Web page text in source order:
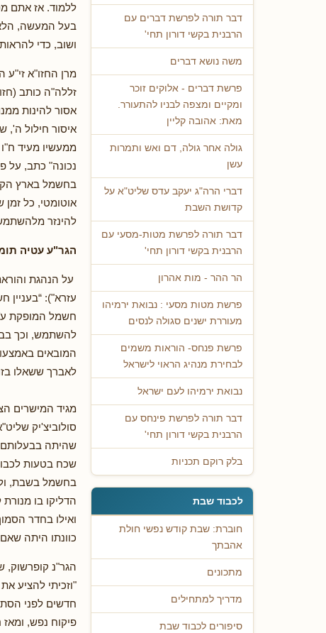
דבר תורה לפרשת דברים עם
הרבנית בקשי דורון תחי'
משה נושא דברים
פרשת דברים - אלוקים זוכר
ומקיים ומצפה לבניו להתעורר.
מאת: אהובה קליין
גולה אחר גולה, דם ואש ותמרות
עשן
דברי הרה"ג יעקב עדס שליט"א על
קדושת השבת
דבר תורה לפרשת מטות-מסעי עם
הרבנית בקשי דורון תחי'
הר ההר - מות אהרון
פרשת מטות מסעי : נבואת ירמיהו
מעוררת ישנים סגולה לנסים
פרשת פנחס- הוראות משמים
לבחירת מנהיג הראוי לישראל
נבואת ירמיהו לעם ישראל
דבר תורה לפרשת פינחס עם
הרבנית בקשי דורון תחי'
בלק רוקם תכניות
לכבוד שבת
חוברת: שבת קודש נפשי חולת
אהבתך
מתכונים
מדריך למתחילים
סיפורים לכבוד שבת
ללמוד. אז אתם
בעל המעשה, הלא
ושוב, כדי
מרן החזו"א
זללה"ה כותב
אסור להינות
איסור חילול ה',
ממעשיו מעיד
נכונה" כתב, על
בחשמל בארץ
אוטומטי, כל זמן
להינזר
הגר"ע עטיה
על הנהגת
עזרא"):
חשמל המופקת
להשתמש, וכך
המובאים
לאברך ששאלו
מגיד המישרים
סולוביצ'יק
שהיתה בבעלותם
שכח בטעות
בחשמל בשבת,
הדליקו בו
ואילו בחדר
כוונתו היתה
הגר"נ
"וזכיתי להציע
חדשים לפני
פיקוח נפש,